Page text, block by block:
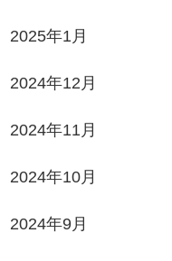
2025年1月
2024年12月
2024年11月
2024年10月
2024年9月